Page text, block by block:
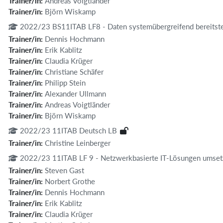
Trainer/in: Björn Wiskamp
2022/23 BS11ITAB LF8 - Daten systemübergreifend
Trainer/in: Dennis Hochmann
Trainer/in: Erik Kablitz
Trainer/in: Claudia Krüger
Trainer/in: Christiane Schäfer
Trainer/in: Philipp Stein
Trainer/in: Alexander Ullmann
Trainer/in: Andreas Voigtländer
Trainer/in: Björn Wiskamp
2022/23 11ITAB Deutsch LB
Trainer/in: Christine Leinberger
2022/23 11ITAB LF 9 - Netzwerkbasierte IT-Lösungen
Trainer/in: Steven Gast
Trainer/in: Norbert Grothe
Trainer/in: Dennis Hochmann
Trainer/in: Erik Kablitz
Trainer/in: Claudia Krüger